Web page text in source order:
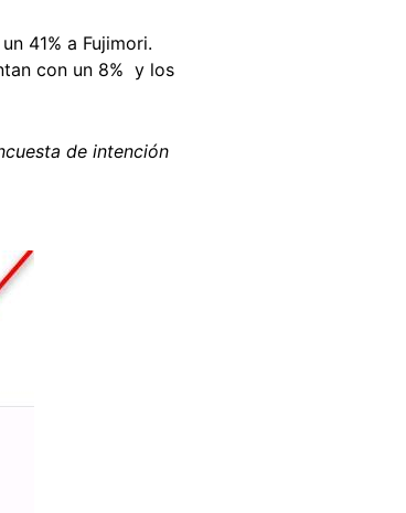
41% a Fujimori.
con un 8% y los
de intención